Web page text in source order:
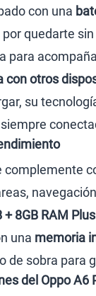
con una
quedarte
para
con otros
su
8GB RAM Plus
una memoria
de sobra para
del Oppo A6